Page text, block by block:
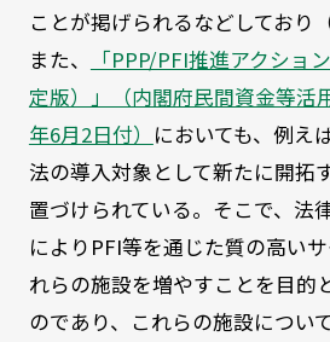
ことが掲げられるなどしており
また、
「PPP/PFI推進アクショ
定版）」（内閣府民間資金等活
年6月2日付） においても、例え
法の導入対象として新たに開拓
置づけられている。そこで、法
によりPFI等を通じた質の高い
れらの施設を増やすことを目的
のであり、これらの施設につい